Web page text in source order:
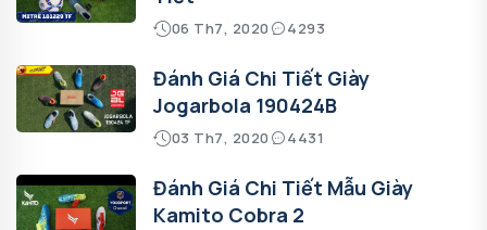
06 Th7, 2020 4293
Đánh Giá Chi Tiết Giày
Jogarbola 190424B
03 Th7, 2020 4431
Đánh Giá Chi Tiết Mẫu Giày
Kamito Cobra 2